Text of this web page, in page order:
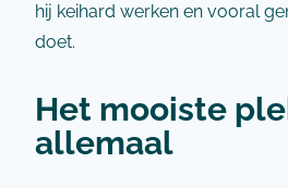
hij keihard werken en vooral
doet.
Het mooiste
allemaal